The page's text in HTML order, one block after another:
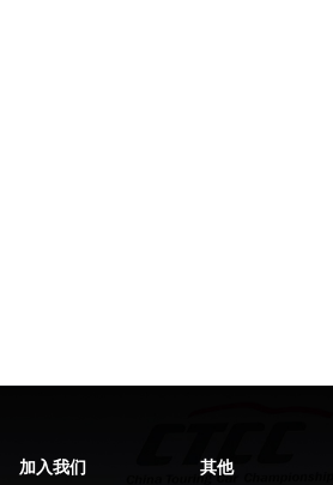
加入我们 其他